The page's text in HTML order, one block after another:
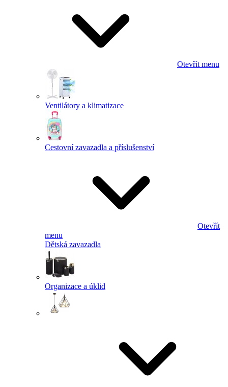
Otevřít menu
Ventilátory a klimatizace
Cestovní zavazadla a příslušenství
Otevřít
menu
Dětská zavazadla
Organizace a úklid